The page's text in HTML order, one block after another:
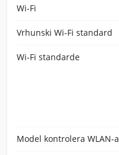
Wi-Fi
Vrhunski Wi-Fi standard
Wi-Fi standarde
Model kontrolera WLAN-a